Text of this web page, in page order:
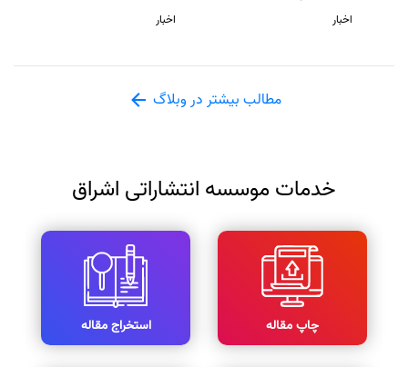
اخبار اخبار
مطالب بیشتر در وبلاگ
خدمات موسسه انتشاراتی اشراق
چاپ مقاله استخراج مقاله